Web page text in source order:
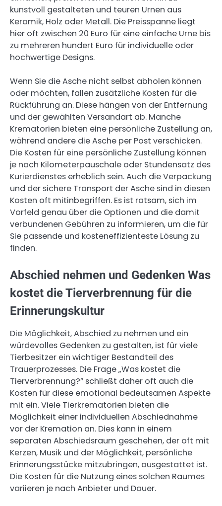
kunstvoll gestalteten und teuren Urnen aus
Keramik, Holz oder Metall. Die Preisspanne liegt
hier oft zwischen 20 Euro für eine einfache Urne bis
zu mehreren hundert Euro für individuelle oder
hochwertige Designs.
Wenn Sie die Asche nicht selbst abholen können
oder möchten, fallen zusätzliche Kosten für die
Rückführung an. Diese hängen von der Entfernung
und der gewählten Versandart ab. Manche
Krematorien bieten eine persönliche Zustellung an,
während andere die Asche per Post verschicken.
Die Kosten für eine persönliche Zustellung können
je nach Kilometerpauschale oder Stundensatz des
Kurierdienstes erheblich sein. Auch die Verpackung
und der sichere Transport der Asche sind in diesen
Kosten oft mitinbegriffen. Es ist ratsam, sich im
Vorfeld genau über die Optionen und die damit
verbundenen Gebühren zu informieren, um die für
Sie passende und kosteneffizienteste Lösung zu
finden.
Abschied nehmen und Gedenken Was
kostet die Tierverbrennung für die
Erinnerungskultur
Die Möglichkeit, Abschied zu nehmen und ein
würdevolles Gedenken zu gestalten, ist für viele
Tierbesitzer ein wichtiger Bestandteil des
Trauerprozesses. Die Frage „Was kostet die
Tierverbrennung?” schließt daher oft auch die
Kosten für diese emotional bedeutsamen Aspekte
mit ein. Viele Tierkrematorien bieten die
Möglichkeit einer individuellen Abschiednahme
vor der Kremation an. Dies kann in einem
separaten Abschiedsraum geschehen, der oft mit
Kerzen, Musik und der Möglichkeit, persönliche
Erinnerungsstücke mitzubringen, ausgestattet ist.
Die Kosten für die Nutzung eines solchen Raumes
variieren je nach Anbieter und Dauer.